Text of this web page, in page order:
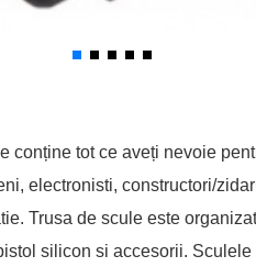
conține tot ce aveți nevoie
electronisti, constructori/
Trusa de scule este
silicon si accesorii.